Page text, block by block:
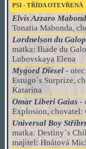
PSI - TŘÍDAOTEVŘENÁ
Elvis Azzaro
Tonatia Mabonda,
Lordnelson du
matka: Iliade du
Lubovskaya Elena
Mygord Diesel-
Estugo´s Surprize,
Katarina
Omar Liberi Gaias -
Explosion, chovatel:
Universal Boy
matka: Destiny´s
majitel: Hnátová